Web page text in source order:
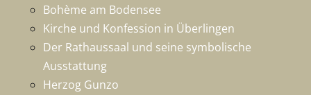
Bohème am Bodensee
Kirche und Konfession in Überlingen
Der Rathaussaal und seine symbolische
Ausstattung
Herzog Gunzo